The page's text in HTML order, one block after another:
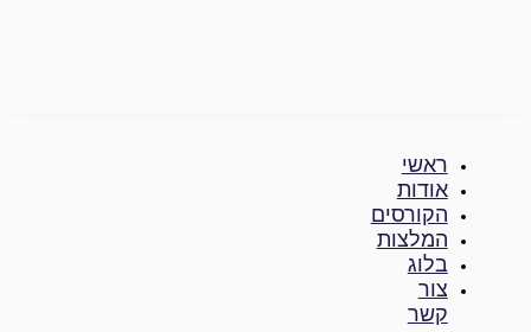
ראשי
אודות
הקורסים
המלצות
בלוג
צור
קשר